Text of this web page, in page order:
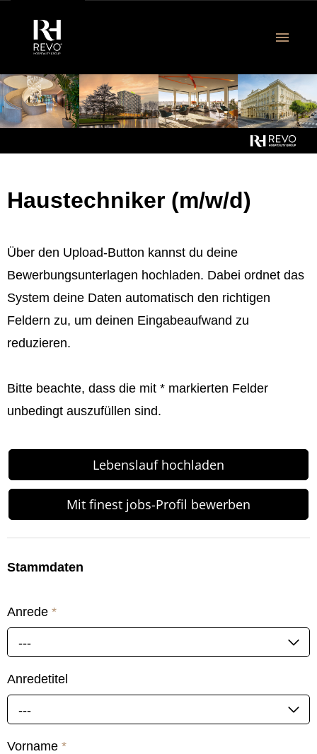
DE
Revo Jobangebote
Ausbildung & Studium
FAQ
Haustechniker (m/w/d)
Über den Upload-Button kannst du deine
Bewerbungsunterlagen hochladen. Dabei ordnet das
System deine Daten automatisch den richtigen
Feldern zu, um deinen Eingabeaufwand zu
reduzieren.
Bitte beachte, dass die mit * markierten Felder
unbedingt auszufüllen sind.
Lebenslauf hochladen
Mit finest jobs-Profil bewerben
Stammdaten
Anrede *
---
Anredetitel
---
Vorname *